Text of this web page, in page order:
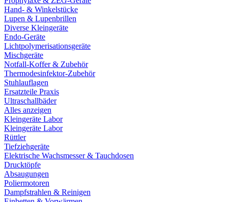
Hand- & Winkelstücke
Lupen & Lupenbrillen
Diverse Kleingeräte
Endo-Geräte
Lichtpolymerisationsgeräte
Mischgeräte
Notfall-Koffer & Zubehör
Thermodesinfektor-Zubehör
Stuhlauflagen
Ersatzteile Praxis
Ultraschallbäder
Alles anzeigen
Kleingeräte Labor
Kleingeräte Labor
Rüttler
Tiefziehgeräte
Elektrische Wachsmesser & Tauchdosen
Drucktöpfe
Absaugungen
Poliermotoren
Dampfstrahlen & Reinigen